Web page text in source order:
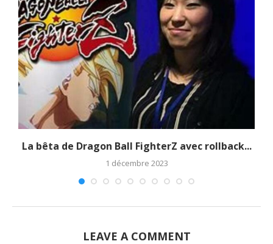
La bêta de Dragon Ball FighterZ avec rollback...
1 décembre 2023
LEAVE A COMMENT